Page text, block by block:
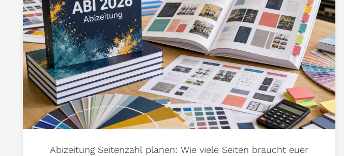
Abizeitung Seitenzahl planen: Wie viele Seiten braucht euer